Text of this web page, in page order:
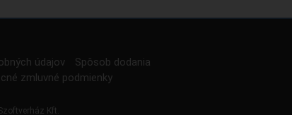
údajov
Spôsob dodania
zmluvné podmienky
Kft.